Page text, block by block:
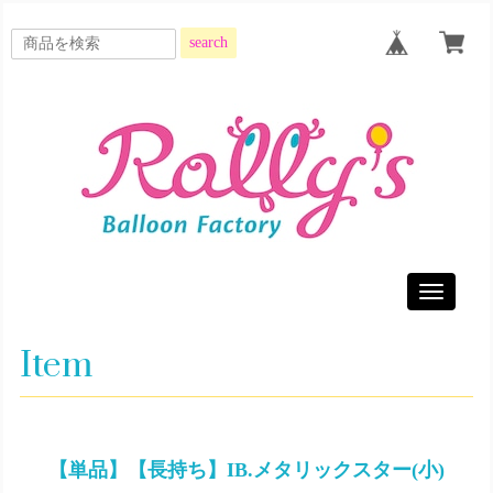
search
Toggle
Item
【単品】【長持ち】IB.メタリックスター(小)